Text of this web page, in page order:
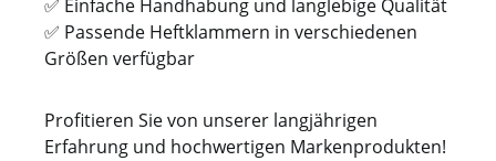
✅ Einfache Handhabung und langlebige Qualität
✅ Passende Heftklammern in verschiedenen
Größen verfügbar
Profitieren Sie von unserer langjährigen
Erfahrung und hochwertigen Markenprodukten!